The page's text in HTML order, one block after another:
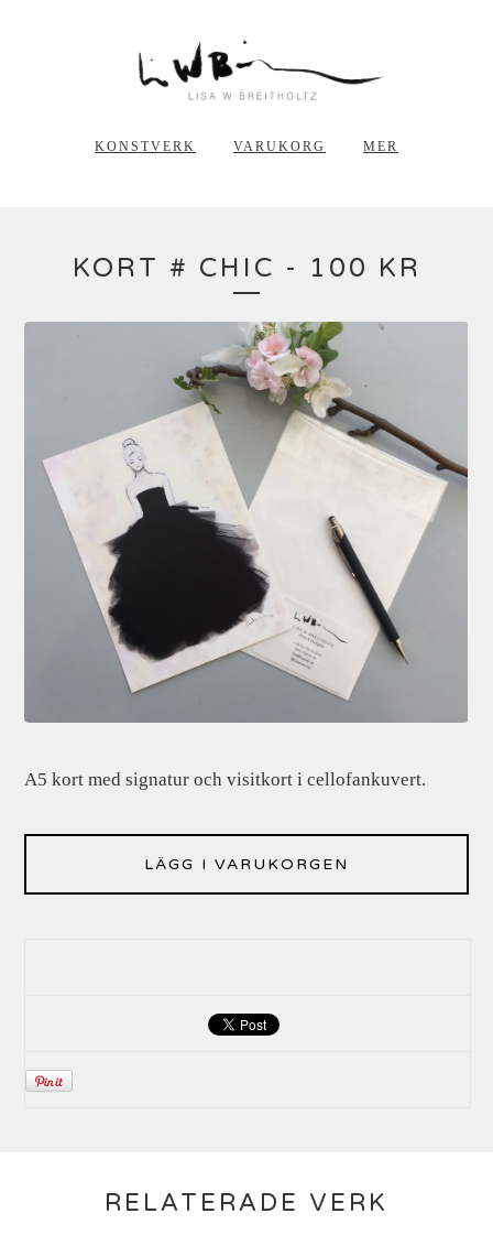
KONSTVERK VARUKORG MER
KORT # CHIC - 100 KR
A5 kort med signatur och visitkort i cellofankuvert.
LÄGG I VARUKORGEN
RELATERADE VERK